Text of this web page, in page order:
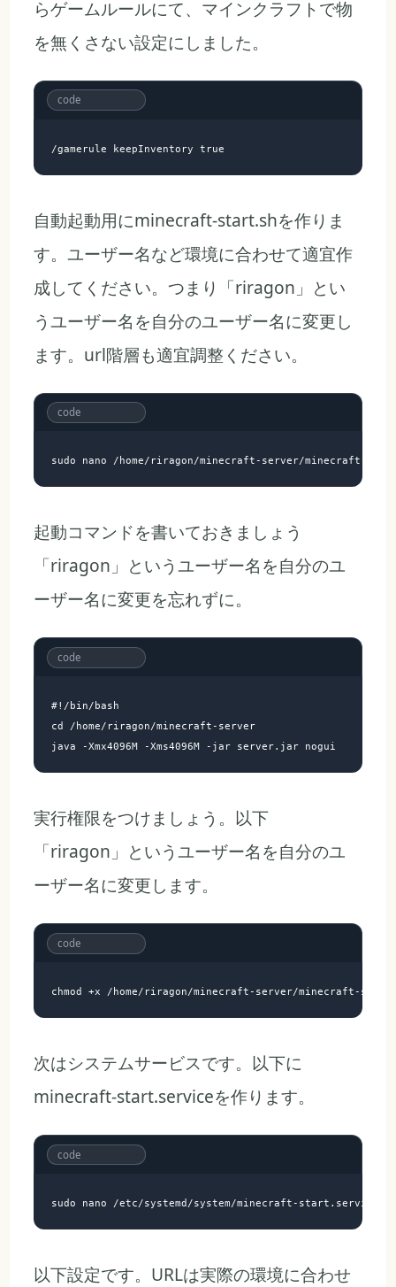
らゲームルールにて、マインクラフトで物
を無くさない設定にしました。
自動起動用にminecraft-start.shを作りま
す。ユーザー名など環境に合わせて適宜作
成してください。つまり「riragon」とい
うユーザー名を自分のユーザー名に変更し
ます。url階層も適宜調整ください。
起動コマンドを書いておきましょう
「riragon」というユーザー名を自分のユ
ーザー名に変更を忘れずに。
#!/bin/bash
cd /home/riragon/minecraft-server
実行権限をつけましょう。以下
「riragon」というユーザー名を自分のユ
ーザー名に変更します。
次はシステムサービスです。以下に
minecraft-start.serviceを作ります。
以下設定です。URLは実際の環境に合わせ